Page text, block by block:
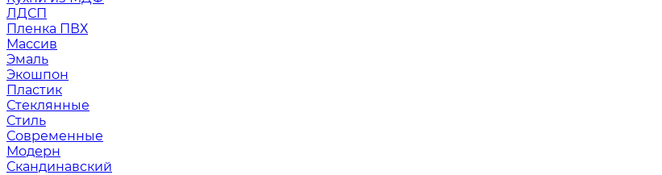
ЛДСП
Пленка ПВХ
Массив
Эмаль
Экошпон
Пластик
Стеклянные
Стиль
Современные
Модерн
Скандинавский